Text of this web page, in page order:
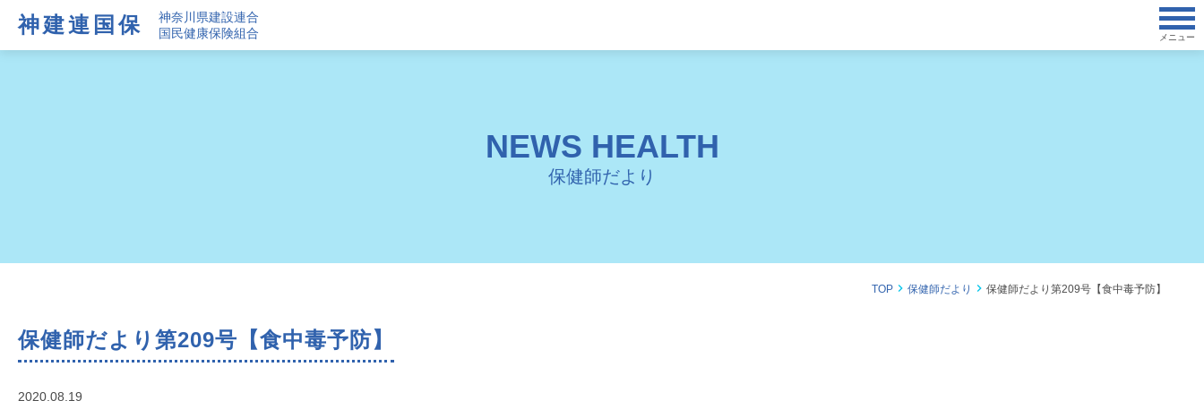
神建連国保
神奈川県建設連合
国民健康保険組合
メニュー
NEWS HEALTH
保健師だより
TOP 保健師だより 保健師だより第209号【食中毒予防】
保健師だより第209号【食中毒予防】
2020.08.19